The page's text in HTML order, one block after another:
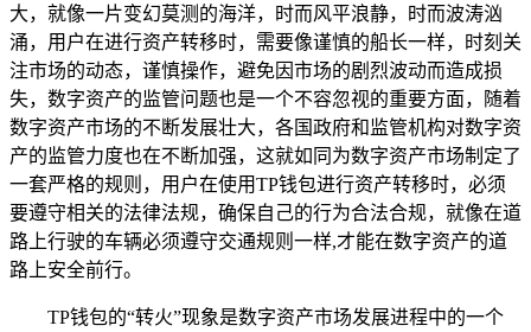
大，就像一片变幻莫测的海洋，时而风平浪静，时而波涛汹
涌，用户在进行资产转移时，需要像谨慎的船长一样，时刻关
注市场的动态，谨慎操作，避免因市场的剧烈波动而造成损
失，数字资产的监管问题也是一个不容忽视的重要方面，随着
数字资产市场的不断发展壮大，各国政府和监管机构对数字资
产的监管力度也在不断加强，这就如同为数字资产市场制定了
一套严格的规则，用户在使用TP钱包进行资产转移时，必须
要遵守相关的法律法规，确保自己的行为合法合规，就像在道
路上行驶的车辆必须遵守交通规则一样,才能在数字资产的道
路上安全前行。
TP钱包的“转火”现象是数字资产市场发展进程中的一个